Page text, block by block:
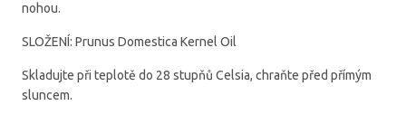
nohou.
SLOŽENÍ: Prunus Domestica Kernel Oil
Skladujte při teplotě do 28 stupňů Celsia, chraňte před přímým
sluncem.